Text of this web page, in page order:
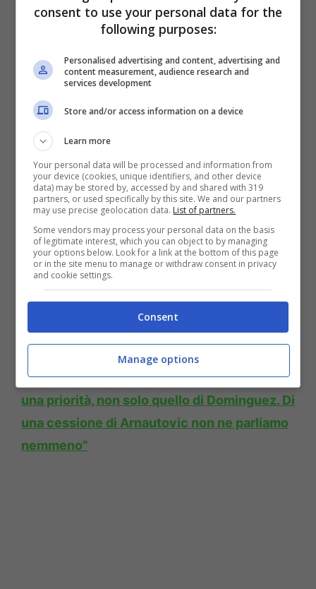
corso. Gli altri nomi sul taccuino di Sartori
sono:Lato,Kallon,Lazovic
Sansone, con l’obiettivo di cederlo
in questo caso però solo in prestito, volendo
dare ai due maggiore minutaggio per poi
tornare alla base con maggiore esperienza.
LEGGI ANCHE:Fenucci: “Tutti i rinnovi sono
una priorità, non solo quello di Dominguez. Di
una cessione di Arnautovic non ne parliamo
nemmeno”
consent to use your personal data for the
following purposes:
Personalised advertising and content, advertising and
content measurement, audience research and
services development
Store and/or access information on a device
Learn more
Your personal data will be processed and information from
your device (cookies, unique identifiers, and other device
data) may be stored by, accessed by and shared with 319
partners, or used specifically by this site. We and our partners
may use precise geolocation data. List of partners.
Some vendors may process your personal data on the basis
of legitimate interest, which you can object to by managing
your options below. Look for a link at the bottom of this page
or in the site menu to manage or withdraw consent in privacy
and cookie settings.
Consent
Manage options